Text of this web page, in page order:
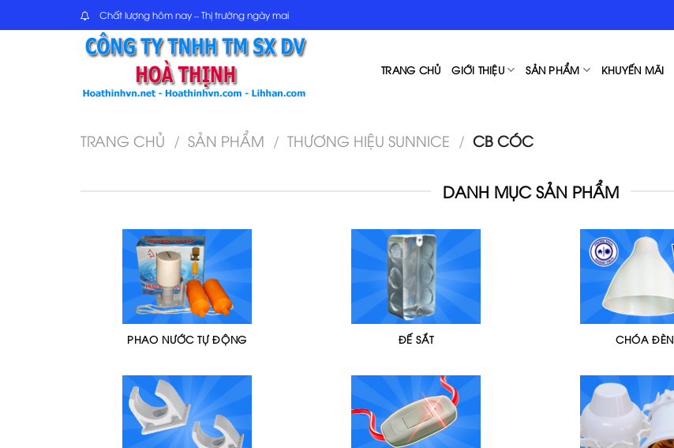
to
Chất lượng hôm nay – Thị trường ngày mai
TRANG CHỦ GIỚI THIỆU SẢN PHẨM KHUYẾN MÃI
TRANG CHỦ / SẢN PHẨM / THƯƠNG HIỆU SUNNICE / CB CÓC
DANH MỤC SẢN PHẨM
PHAO NƯỚC TỰ ĐỘNG ĐẾ SẮT CHÓA ĐÈN